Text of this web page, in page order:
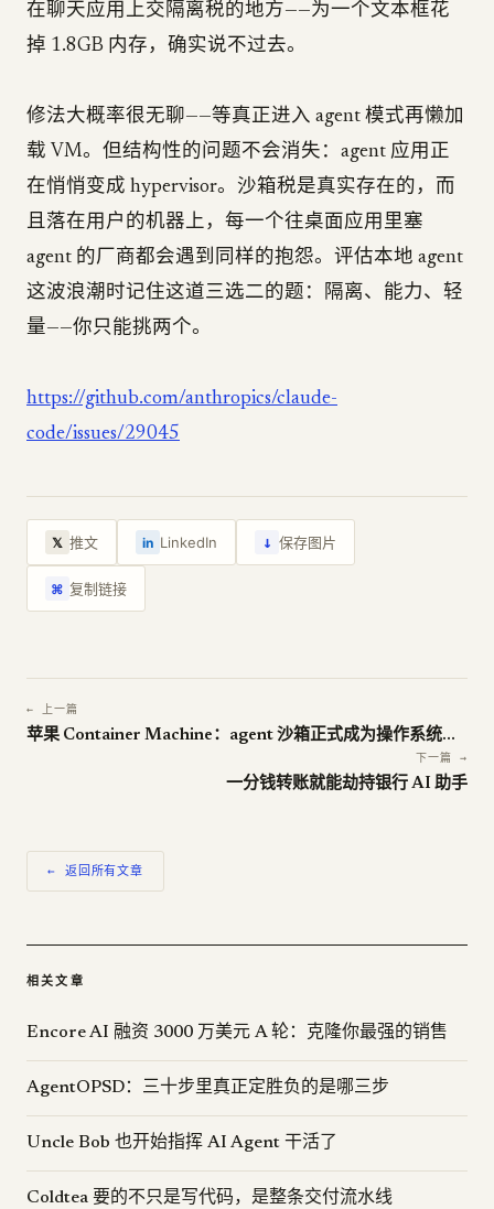
在聊天应用上交隔离税的地方——为一个文本框花
掉 1.8GB 内存，确实说不过去。
修法大概率很无聊——等真正进入 agent 模式再懒加
载 VM。但结构性的问题不会消失：agent 应用正
在悄悄变成 hypervisor。沙箱税是真实存在的，而
且落在用户的机器上，每一个往桌面应用里塞
agent 的厂商都会遇到同样的抱怨。评估本地 agent
这波浪潮时记住这道三选二的题：隔离、能力、轻
量——你只能挑两个。
https://github.com/anthropics/claude-
code/issues/29045
𝕏 推文 in LinkedIn ↓ 保存图片
⌘ 复制链接
← 上一篇
苹果 Container Machine：agent 沙箱正式成为操作系统功能
下一篇 →
一分钱转账就能劫持银行 AI 助手
← 返回所有文章
相关文章
Encore AI 融资 3000 万美元 A 轮：克隆你最强的销售
AgentOPSD：三十步里真正定胜负的是哪三步
Uncle Bob 也开始指挥 AI Agent 干活了
Coldtea 要的不只是写代码，是整条交付流水线